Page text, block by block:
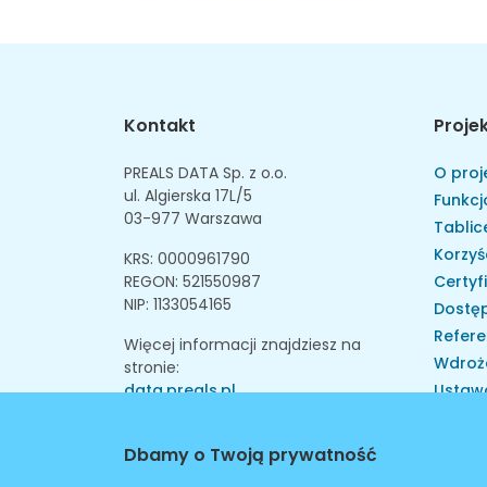
Kontakt
PREALS DATA Sp. z o.o.
ul. Algierska 17L/5
03-977 Warszawa
KRS: 0000961790
REGON: 521550987
NIP: 1133054165
Więcej informacji znajdziesz na
stronie:
data.preals.pl
O
Dbamy o Twoją prywatność